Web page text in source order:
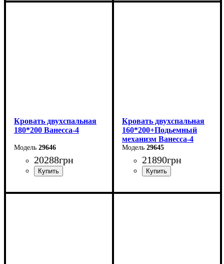
Ширина: 226 см
Кровать двухспальная
180*200 Ванесса-4
29646
20288грн
Ширина: 226 см
Кровать двухспальная
160*200+Подьемный
механизм Ванесса-4
29645
21890грн
Ширина: 186 см